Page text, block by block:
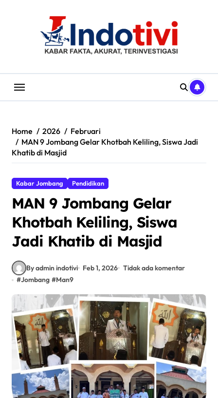
Home 2026
Februari
MAN 9 Jombang Gelar Khotbah Keliling, Siswa Jadi
Khatib di Masjid
Kabar Jombang Pendidikan
MAN 9 Jombang Gelar
Khotbah Keliling, Siswa
Jadi Khatib di Masjid
By admin indotivi Feb 1, 2026 Tidak ada komentar
#Jombang #Man9